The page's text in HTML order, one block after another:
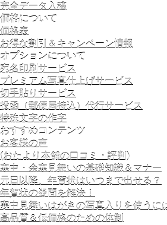
完全データ入稿
価格について
価格表
お得な割引＆キャンペーン情報
オプションについて
宛名印刷サービス
プレミアム写真仕上げサービス
切手貼りサービス
投函（郵便局持込）代行サービス
特殊文字の作字
おすすめコンテンツ
お客様の声
(おたより本舗の口コミ・評判)
寒中・余寒見舞いの基礎知識＆マナー
元日以降、年賀状はいつまで出せる？
年賀状の疑問を解決！
寒中見舞いはがきの写真入りを使うに
高品質＆低価格のための体制